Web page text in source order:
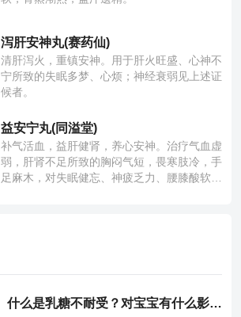
泻肝安神丸(赛药仙)
清肝泻火，重镇安神。用于肝火旺盛、心神不
宁所致的失眠多梦、心烦；神经衰弱见上述证
候者。
益安宁丸(同溢堂)
补气活血，益肝健肾，养心安神。治疗气血虚
弱，肝肾不足所致的胸闷气短，畏寒肢冷，手
足麻木，对失眠健忘、神疲乏力、腰膝酸软也
什么是乳糖不耐受？对宝宝有什么影响？